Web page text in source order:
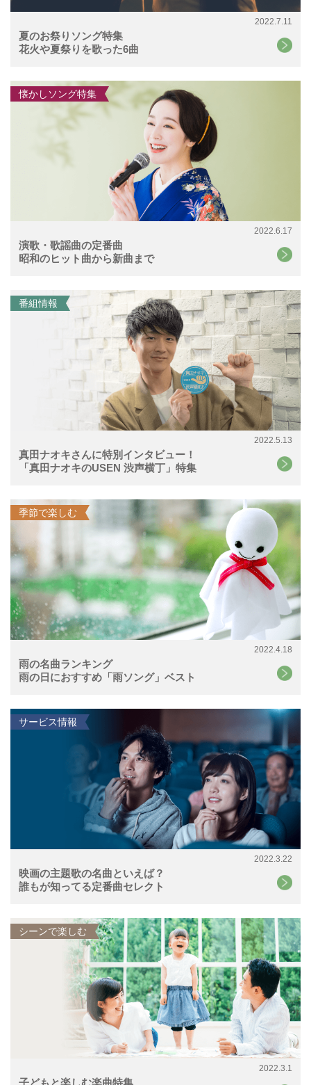
2022.7.11
夏のお祭りソング特集
花火や夏祭りを歌った6曲
2022.6.17
演歌・歌謡曲の定番曲
昭和のヒット曲から新曲まで
懐かしソング特集
2022.5.13
真田ナオキさんに特別インタビュー！
「真田ナオキのUSEN 渋声横丁」特集
番組情報
2022.4.18
雨の名曲ランキング
雨の日におすすめ「雨ソング」ベスト
季節で楽しむ
2022.3.22
映画の主題歌の名曲といえば？
誰もが知ってる定番曲セレクト
サービス情報
2022.3.1
シーンで楽しむ